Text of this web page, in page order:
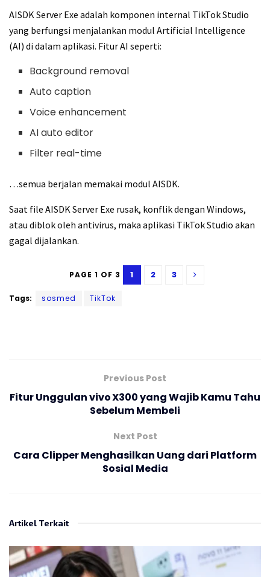
AISDK Server Exe adalah komponen internal TikTok Studio
yang berfungsi menjalankan modul Artificial Intelligence
(AI) di dalam aplikasi. Fitur AI seperti:
Background removal
Auto caption
Voice enhancement
AI auto editor
Filter real-time
…semua berjalan memakai modul AISDK.
Saat file AISDK Server Exe rusak, konflik dengan Windows,
atau diblok oleh antivirus, maka aplikasi TikTok Studio akan
gagal dijalankan.
PAGE 1 OF 3 1 2 3
Tags: sosmed TikTok
Previous Post
Fitur Unggulan vivo X300 yang Wajib Kamu Tahu
Sebelum Membeli
Next Post
Cara Clipper Menghasilkan Uang dari Platform
Sosial Media
Artikel Terkait